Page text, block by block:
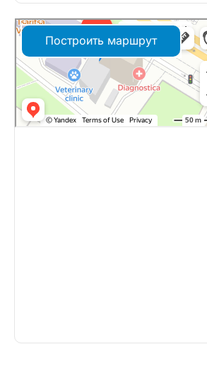
Построить маршрут